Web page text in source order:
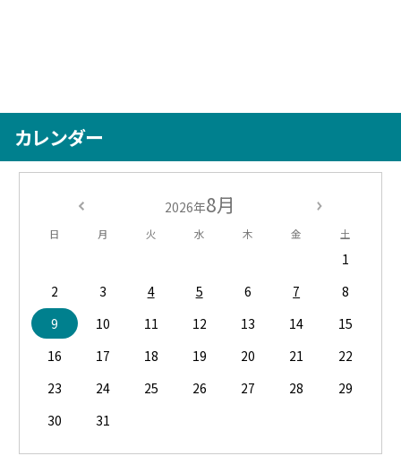
カレンダー
2026年8月
日 月 火 水 木 金 土
1
2
3 4 5 6 7
8
9
10 11 12 13 14
15
16
17 18 19 20 21
22
23
24 25 26 27 28
29
30
31